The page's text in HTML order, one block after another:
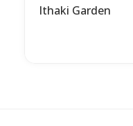
Ithaki Garden